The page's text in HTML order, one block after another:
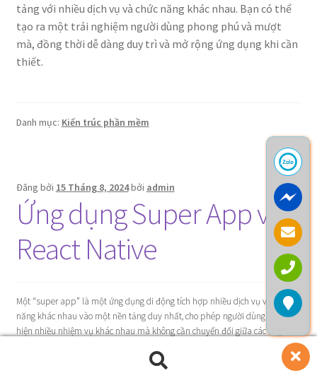
tảng với nhiều dịch vụ và chức năng khác nhau. Bạn có thể
tạo ra một trải nghiệm người dùng phong phú và mượt
mà, đồng thời dễ dàng duy trì và mở rộng ứng dụng khi cần
thiết.
Danh mục: Kiến trúc phần mềm
Đăng bởi 15 Tháng 8, 2024bởi admin
Ứng dụng Super App với
React Native
Một “super app” là một ứng dụng di động tích hợp nhiều dịch vụ và chức
năng khác nhau vào một nền tảng duy nhất, cho phép người dùng thực
hiện nhiều nhiệm vụ khác nhau mà không cần chuyển đổi giữa các ứng
dụng khác nhau. Ví dụ nổi bật bao gồm WeChat, Alipay, và Grab, các ứng
dụng này cung cấp từ nhắn tin, thanh toán, đến dịch vụ giao hàng và nhiều